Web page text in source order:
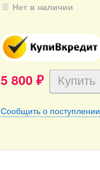
Нет в наличии
5 800 ₽
Сообщить о поступлении